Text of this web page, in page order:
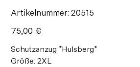
Artikelnummer: Artikelnummer:
20515
20515
Preis
75,00 €
Schutzanzug *Hulsberg*
Größe: 2XL